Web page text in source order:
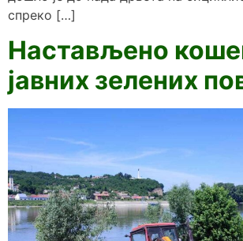
спреко […]
Настављено
јавних зелених